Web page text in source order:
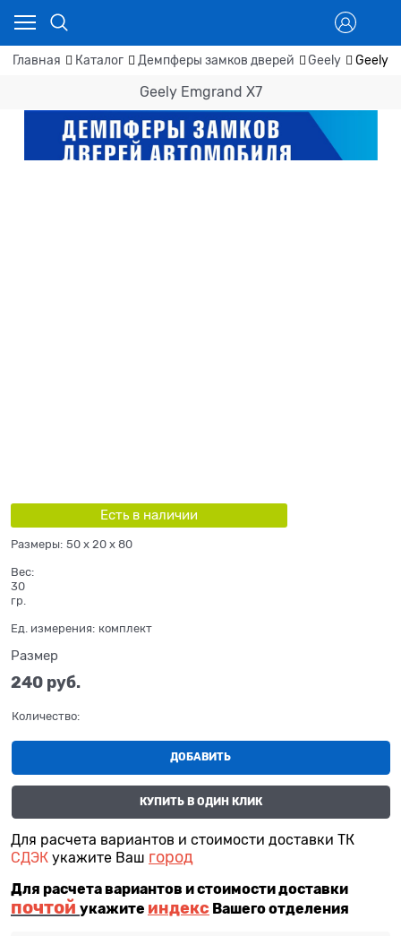
Главная Каталог Демпферы замков дверей Geely Geely
Geely Emgrand X7
Есть в наличии
Размеры: 50 x 20 x 80
Вес:
30
гр.
Ед. измерения: комплект
Размер
240 руб.
Количество:
ДОБАВИТЬ
КУПИТЬ В ОДИН КЛИК
Для расчета вариантов и стоимости доставки ТК
СДЭК укажите Ваш город
Для расчета вариантов и стоимости доставки
почтой укажите индекс Вашего отделения